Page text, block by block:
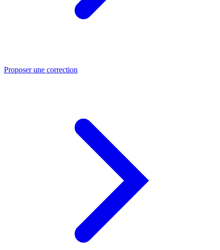
Proposer une correction